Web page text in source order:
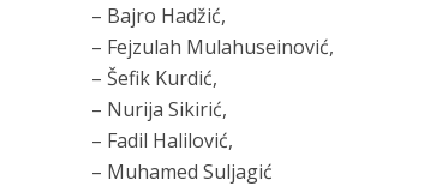
– Bajro Hadžić,
– Fejzulah Mulahuseinović,
– Šefik Kurdić,
– Nurija Sikirić,
– Fadil Halilović,
– Muhamed Suljagić